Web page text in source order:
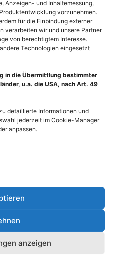
Anzeigen- und Inhaltemessung,
vorzunehmen.
für die Einbindung externer
verarbeiten wir und unsere Partner
von berechtigtem Interesse.
Technologien eingesetzt
in die Übermittlung bestimmter
u.a. die USA, nach Art. 49
detaillierte Informationen und
jederzeit im Cookie-Manager
anpassen.
anzeigen
55,00€–135,00€
Bildnummer: 2697
Ausführung wählen